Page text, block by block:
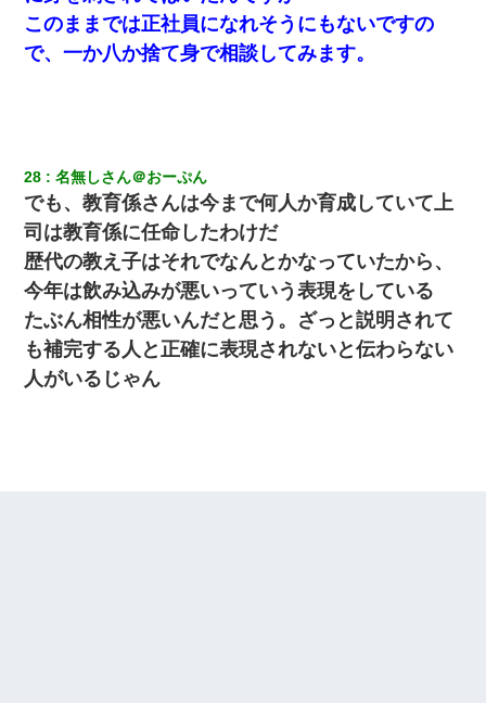
このままでは正社員になれそうにもないですの
で、一か八か捨て身で相談してみます。
28 名無しさん＠おーぷん
でも、教育係さんは今まで何人か育成していて上
司は教育係に任命したわけだ
歴代の教え子はそれでなんとかなっていたから、
今年は飲み込みが悪いっていう表現をしている
たぶん相性が悪いんだと思う。ざっと説明されて
も補完する人と正確に表現されないと伝わらない
人がいるじゃん